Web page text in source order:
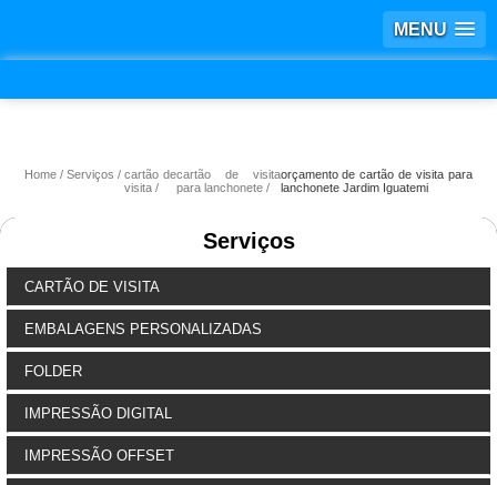
MENU
Home Serviços
cartão de
visita
cartão de visita
para lanchonete
orçamento de cartão de visita para
lanchonete Jardim Iguatemi
Serviços
CARTÃO DE VISITA
EMBALAGENS PERSONALIZADAS
FOLDER
IMPRESSÃO DIGITAL
IMPRESSÃO OFFSET